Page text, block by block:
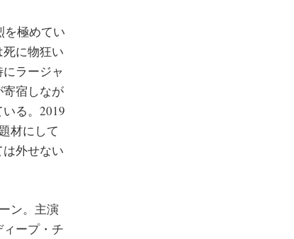
極めてい
に物狂い
ラージャ
宿しなが
る。2019
材にして
外せない
ン。主演
ープ・チ